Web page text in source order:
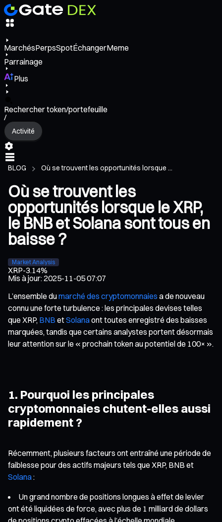
MarchésPerpsSpotÉchangerMeme
Parrainage
Plus
Rechercher token/portefeuille
/
Activité
BLOG Où se trouvent les opportunités lorsque ...
Où se trouvent les
opportunités lorsque le XRP,
le BNB et Solana sont tous en
baisse ?
Market Analysis
XRP-3.14%
Mis à jour:2025-11-05 07:07
L’ensemble dumarché des cryptomonnaies a de nouveau
connu une forte turbulence : les principales devises telles
que XRP, BNB etSolanaont toutes enregistré des baisses
marquées, tandis que certains analystes portent désormais
leur attention sur le « prochain token au potentiel de 100× ».
1. Pourquoi les principales
cryptomonnaies chutent-elles aussi
rapidement ?
Récemment, plusieurs facteurs ont entraîné une période de
faiblesse pour des actifs majeurs tels que XRP, BNB et
Solana:
Un grand nombre de positions longues à effet de levier
ont été liquidées de force, avec plus de 1 milliard de dollars